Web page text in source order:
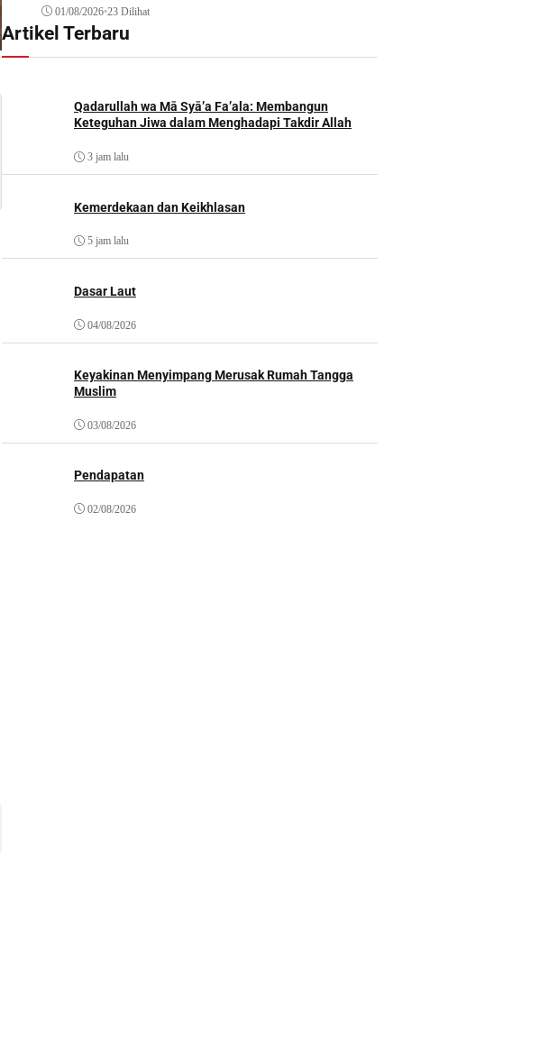
01/08/2026•23 Dilihat
Artikel Terbaru
Qadarullah wa Mā Syā’a Fa’ala: Membangun
Keteguhan Jiwa dalam Menghadapi Takdir Allah
3 jam lalu
Kemerdekaan dan Keikhlasan
5 jam lalu
Dasar Laut
04/08/2026
Keyakinan Menyimpang Merusak Rumah Tangga
Muslim
03/08/2026
Pendapatan
02/08/2026